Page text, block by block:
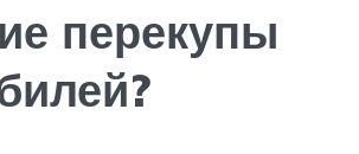
перекупы